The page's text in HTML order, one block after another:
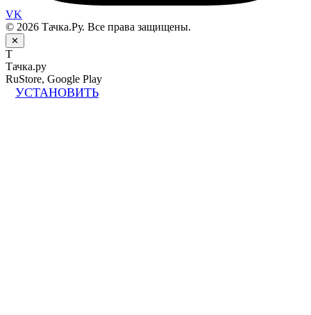
VK
© 2026 Тачка.Ру. Все права защищены.
✕
Т
Тачка.ру
RuStore, Google Play
УСТАНОВИТЬ